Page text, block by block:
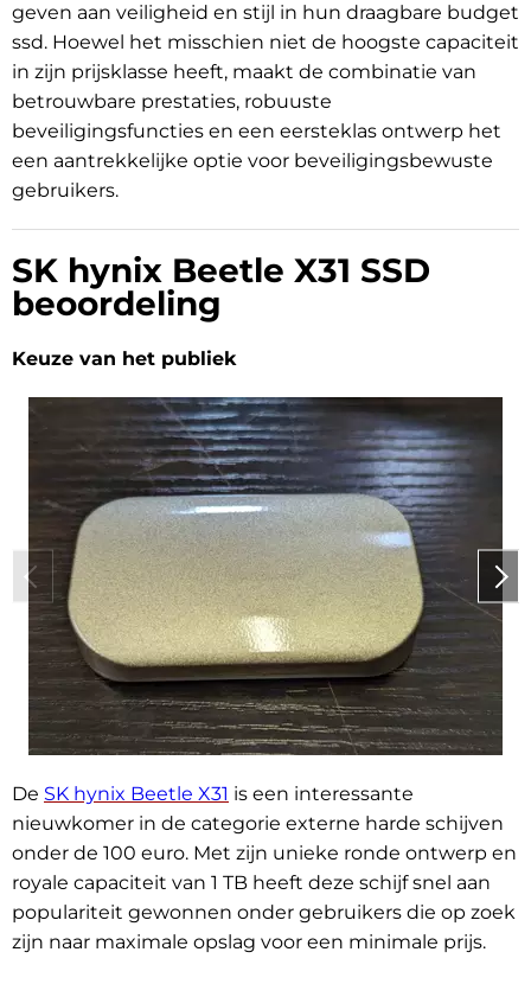
geven aan veiligheid en stijl in hun draagbare budget
ssd. Hoewel het misschien niet de hoogste capaciteit
in zijn prijsklasse heeft, maakt de combinatie van
betrouwbare prestaties, robuuste
beveiligingsfuncties en een eersteklas ontwerp het
een aantrekkelijke optie voor beveiligingsbewuste
gebruikers.
SK hynix Beetle X31 SSD
beoordeling
Keuze van het publiek
De SK hynix Beetle X31 is een interessante
nieuwkomer in de categorie externe harde schijven
onder de 100 euro. Met zijn unieke ronde ontwerp en
royale capaciteit van 1 TB heeft deze schijf snel aan
populariteit gewonnen onder gebruikers die op zoek
zijn naar maximale opslag voor een minimale prijs.